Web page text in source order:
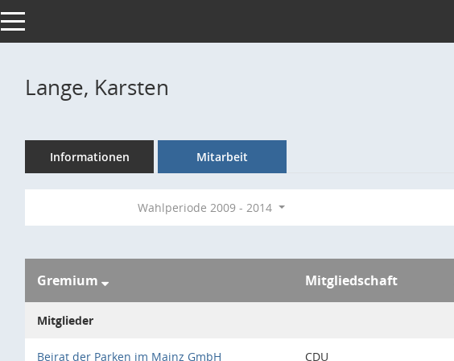
Toggle navigation
Lange, Karsten
Informationen Mitarbeit
Wahlperiode 2009 - 2014
Gremium Mitgliedschaft
Mitglieder
Beirat der Parken im Mainz GmbH CDU